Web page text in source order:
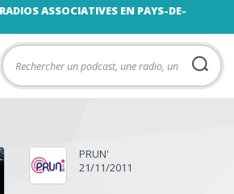
ASSOCIATIVES EN PAYS-DE-
PRUN'
21/11/2011